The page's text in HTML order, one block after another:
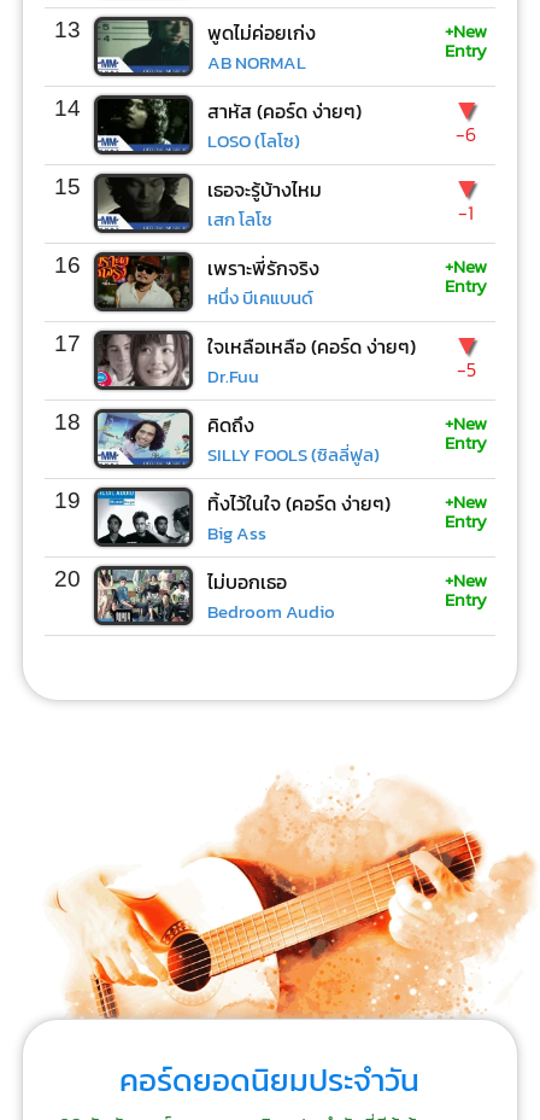
13 พูดไม่ค่อยเก่ง
AB NORMAL
+New
Entry
14 สาหัส (คอร์ด ง่ายๆ)
LOSO (โลโซ)
▼
-6
15 เธอจะรู้บ้างไหม
เสก โลโซ
▼
-1
16 เพราะพี่รักจริง
หนึ่ง บีเคแบนด์
+New
Entry
17 ใจเหลือเหลือ (คอร์ด ง่ายๆ)
Dr.Fuu
▼
-5
18 คิดถึง
SILLY FOOLS (ซิลลี่ฟูล)
+New
Entry
19 ทิ้งไว้ในใจ (คอร์ด ง่ายๆ)
Big Ass
+New
Entry
20 ไม่บอกเธอ
Bedroom Audio
+New
Entry
คอร์ดยอดนิยมประจำวัน